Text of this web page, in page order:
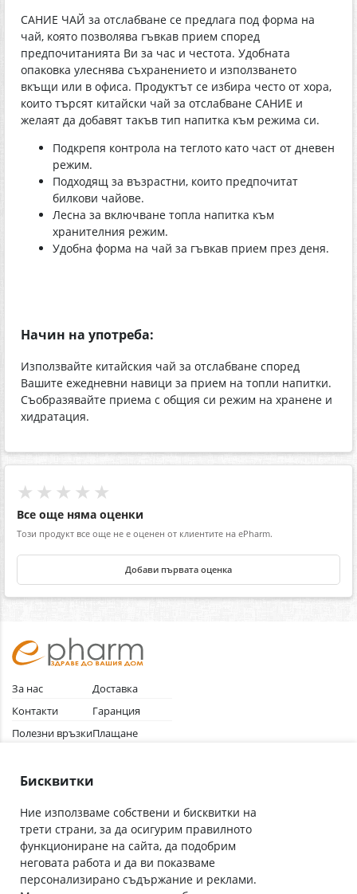
САНИЕ ЧАЙ за отслабване се предлага под форма на
чай, която позволява гъвкав прием според
предпочитанията Ви за час и честота. Удобната
опаковка улеснява съхранението и използването
вкъщи или в офиса. Продуктът се избира често от хора,
които търсят китайски чай за отслабване САНИЕ и
желаят да добавят такъв тип напитка към режима си.
Подкрепя контрола на теглото като част от дневен
режим.
Подходящ за възрастни, които предпочитат
билкови чайове.
Лесна за включване топла напитка към
хранителния режим.
Удобна форма на чай за гъвкав прием през деня.
Начин на употреба:
Използвайте китайския чай за отслабване според
Вашите ежедневни навици за прием на топли напитки.
Съобразявайте приема с общия си режим на хранене и
хидратация.
★★★★★
Все още няма оценки
Този продукт все още не е оценен от клиентите на ePharm.
Добави първата оценка
За нас
Контакти
Полезни връзки
Общи условия
Доставка
Гаранция
Плащане
Абонирай се за нашия бюлетин
Бисквитки
Ние използваме собствени и бисквитки на
трети страни, за да осигурим правилното
функциониране на сайта, да подобрим
неговата работа и да ви показваме
персонализирано съдържание и реклами.